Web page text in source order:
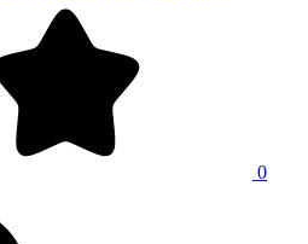
0